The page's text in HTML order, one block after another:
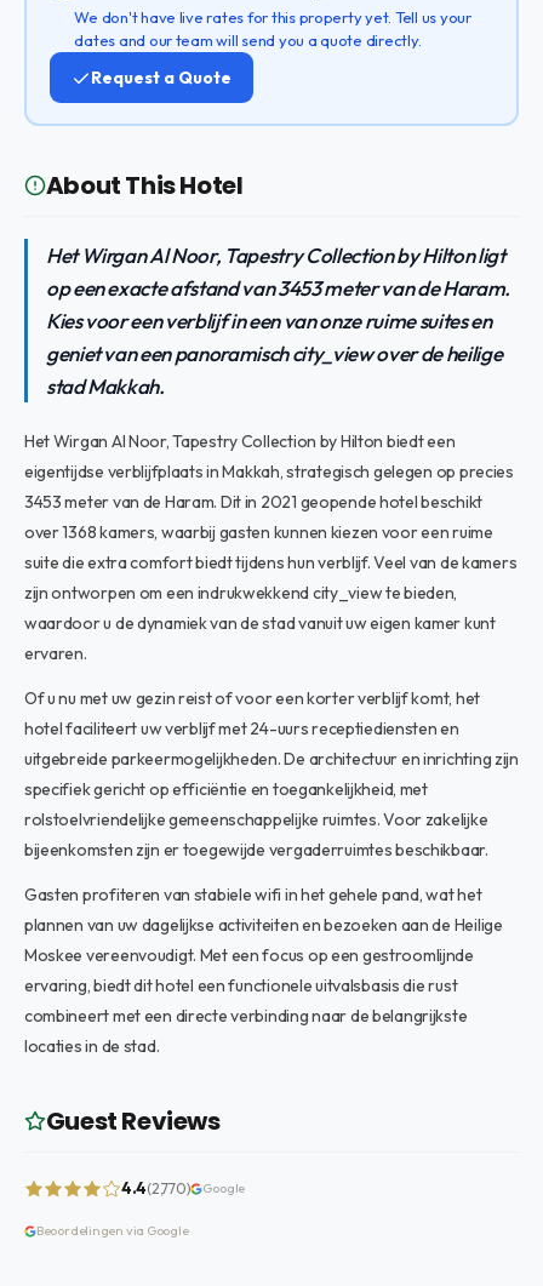
We don't have live rates for this property yet. Tell us your
dates and our team will send you a quote directly.
Request a Quote
About This Hotel
Het Wirgan Al Noor, Tapestry Collection by Hilton ligt
op een exacte afstand van 3453 meter van de Haram.
Kies voor een verblijf in een van onze ruime suites en
geniet van een panoramisch city_view over de heilige
stad Makkah.
Het Wirgan Al Noor, Tapestry Collection by Hilton biedt een
eigentijdse verblijfplaats in Makkah, strategisch gelegen op precies
3453 meter van de Haram. Dit in 2021 geopende hotel beschikt
over 1368 kamers, waarbij gasten kunnen kiezen voor een ruime
suite die extra comfort biedt tijdens hun verblijf. Veel van de kamers
zijn ontworpen om een indrukwekkend city_view te bieden,
waardoor u de dynamiek van de stad vanuit uw eigen kamer kunt
ervaren.
Of u nu met uw gezin reist of voor een korter verblijf komt, het
hotel faciliteert uw verblijf met 24-uurs receptiediensten en
uitgebreide parkeermogelijkheden. De architectuur en inrichting zijn
specifiek gericht op efficiëntie en toegankelijkheid, met
rolstoelvriendelijke gemeenschappelijke ruimtes. Voor zakelijke
bijeenkomsten zijn er toegewijde vergaderruimtes beschikbaar.
Gasten profiteren van stabiele wifi in het gehele pand, wat het
plannen van uw dagelijkse activiteiten en bezoeken aan de Heilige
Moskee vereenvoudigt. Met een focus op een gestroomlijnde
ervaring, biedt dit hotel een functionele uitvalsbasis die rust
combineert met een directe verbinding naar de belangrijkste
locaties in de stad.
Guest Reviews
4.4(2,770) Google
Beoordelingen via Google